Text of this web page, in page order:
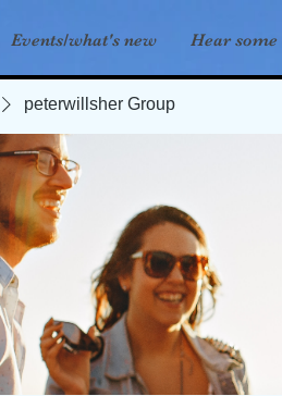
Events/what's new Hear some
peterwillsher Group